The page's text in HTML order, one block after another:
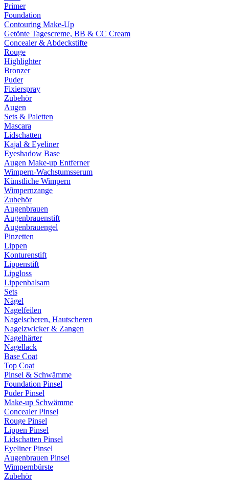
Primer
Foundation
Contouring Make-Up
Getönte Tagescreme, BB & CC Cream
Concealer & Abdeckstifte
Rouge
Highlighter
Bronzer
Puder
Fixierspray
Zubehör
Augen
Sets & Paletten
Mascara
Lidschatten
Kajal & Eyeliner
Eyeshadow Base
Augen Make-up Entferner
Wimpern-Wachstumsserum
Künstliche Wimpern
Wimpernzange
Zubehör
Augenbrauen
Augenbrauenstift
Augenbrauengel
Pinzetten
Lippen
Konturenstift
Lippenstift
Lipgloss
Lippenbalsam
Sets
Nägel
Nagelfeilen
Nagelscheren, Hautscheren
Nagelzwicker & Zangen
Nagelhärter
Nagellack
Base Coat
Top Coat
Pinsel & Schwämme
Foundation Pinsel
Puder Pinsel
Make-up Schwämme
Concealer Pinsel
Rouge Pinsel
Lippen Pinsel
Lidschatten Pinsel
Eyeliner Pinsel
Augenbrauen Pinsel
Wimpernbürste
Zubehör